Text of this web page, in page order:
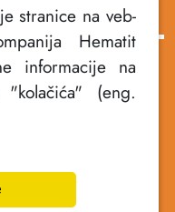
stranice na veb-
Hematit
informacije na
(eng.